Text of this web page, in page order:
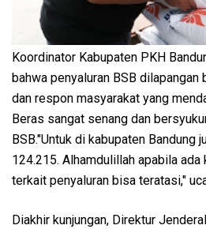
Koordinator Kabupaten PKH
bahwa penyaluran BSB dilapangan
dan respon masyarakat yang
Beras sangat senang dan
BSB."Untuk di kabupaten Bandung
124.215. Alhamdulillah apabila ada
terkait penyaluran bisa teratasi,"
Diakhir kunjungan, Direktur